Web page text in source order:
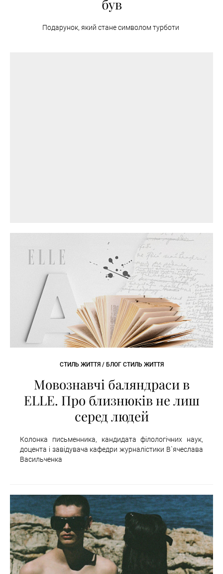
був
Подарунок, який стане символом турботи
СТИЛЬ ЖИТТЯ / БЛОГ СТИЛЬ ЖИТТЯ
Мовознавчі баляндраси в
ELLE. Про близнюків не лиш
серед людей
Колонка письменника, кандидата філологічних наук,
доцента і завідувача кафедри журналістики В`ячеслава
Васильченка